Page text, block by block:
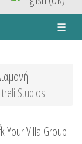
☰
Studios